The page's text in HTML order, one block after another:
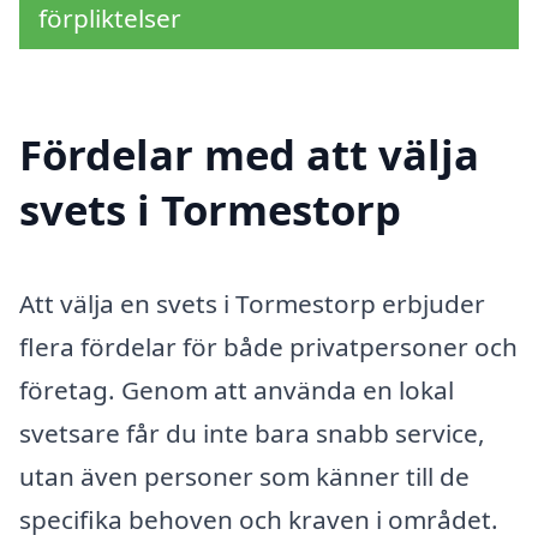
förpliktelser
Fördelar med att välja
svets i Tormestorp
Att välja en svets i Tormestorp erbjuder
flera fördelar för både privatpersoner och
företag. Genom att använda en lokal
svetsare får du inte bara snabb service,
utan även personer som känner till de
specifika behoven och kraven i området.